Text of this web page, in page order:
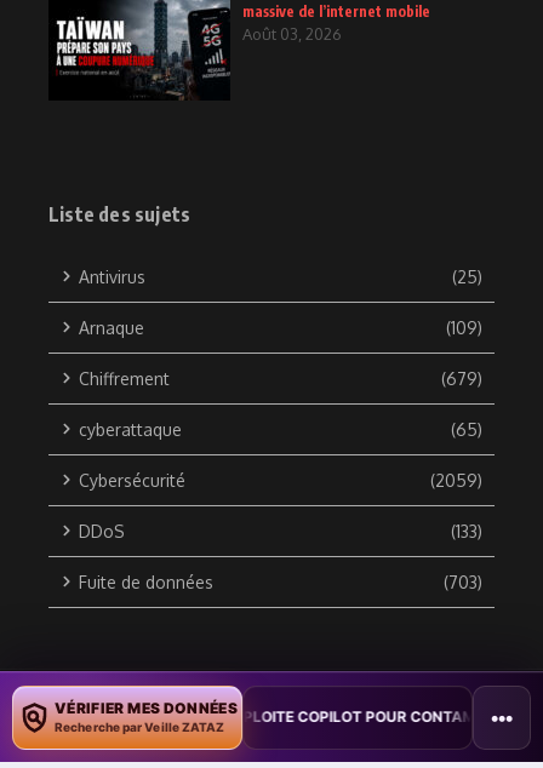
massive de l’internet mobile
Août 03, 2026
Liste des sujets
Antivirus (25)
Arnaque (109)
Chiffrement (679)
cyberattaque (65)
Cybersécurité (2059)
DDoS (133)
Fuite de données (703)
Copyright © 2010 / 2026 DATA SECURITY BREACH - Groupe
ZATAZ Média
VÉRIFIER MES DONNÉES
Recherche par Veille ZATAZ
: UN VER WORD EXPLOITE COPILOT POUR CONTAMINER DES •••